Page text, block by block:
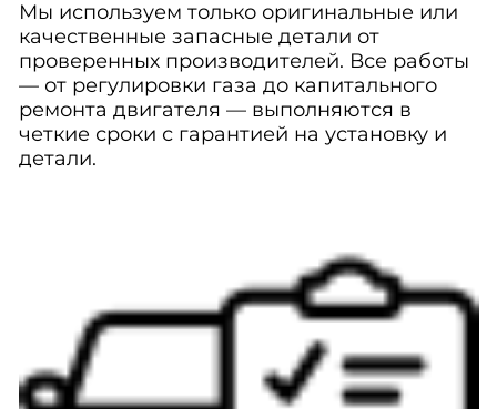
Мы используем только оригинальные или
качественные запасные детали от
проверенных производителей. Все работы
— от регулировки газа до капитального
ремонта двигателя — выполняются в
четкие сроки с гарантией на установку и
детали.